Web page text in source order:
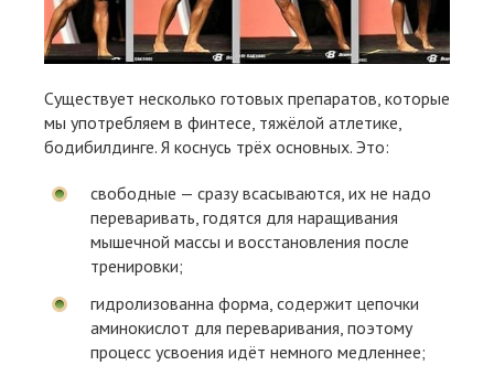
Существует несколько готовых препаратов, которые
мы употребляем в финтесе, тяжёлой атлетике,
бодибилдинге. Я коснусь трёх основных. Это:
свободные — сразу всасываются, их не надо
переваривать, годятся для наращивания
мышечной массы и восстановления после
тренировки;
гидролизованна форма, содержит цепочки
аминокислот для переваривания, поэтому
процесс усвоения идёт немного медленнее;